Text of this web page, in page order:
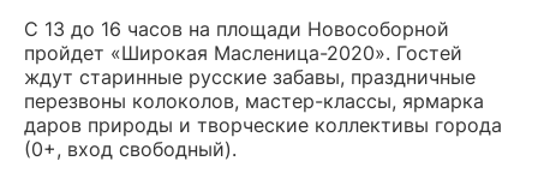
С 13 до 16 часов на площади Новособорной
пройдет «Широкая Масленица-2020». Гостей
ждут старинные русские забавы, праздничные
перезвоны колоколов, мастер-классы, ярмарка
даров природы и творческие коллективы города
(0+, вход свободный).